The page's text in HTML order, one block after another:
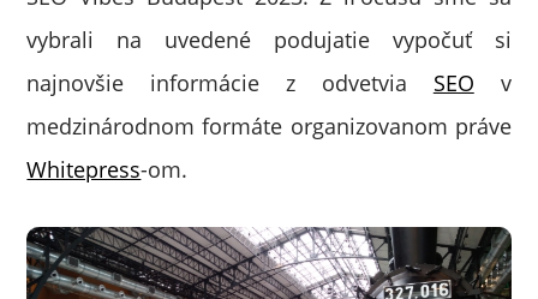
vybrali na uvedené podujatie vypočuť si
najnovšie informácie z odvetvia SEO v
medzinárodnom formáte organizovanom práve
Whitepress-om.